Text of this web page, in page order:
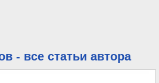
- все статьи автора